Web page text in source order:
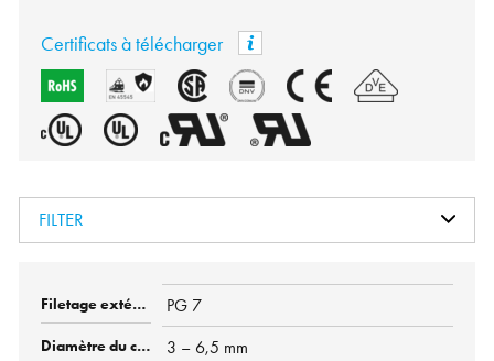
Certificats à télécharger
FILTER
PG 7
3 – 6,5 mm